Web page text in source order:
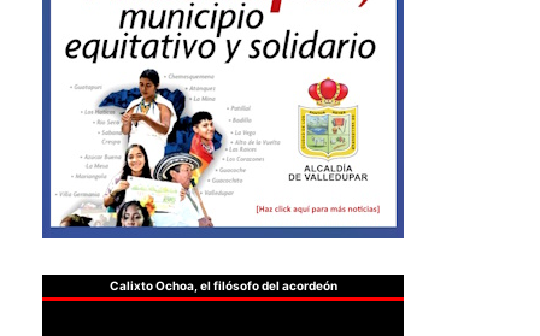
Calixto Ochoa, el filósofo del acordeón